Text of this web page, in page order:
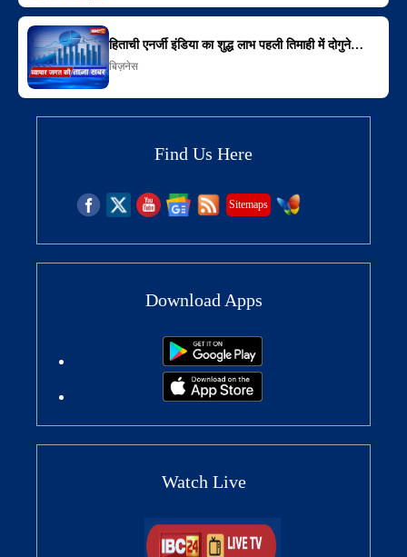
हिताची एनर्जी इंडिया का शुद्ध लाभ पहली तिमाही में दोगुने…
बिज़नेस
Find Us Here
Sitemaps
Download Apps
Watch Live